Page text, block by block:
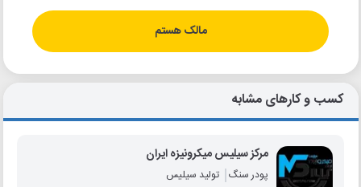
مالک هستم
کسب و کارهای مشابه
مرکز سیلیس میکرونیزه ایران
پودر سنگ تولید سیلیس